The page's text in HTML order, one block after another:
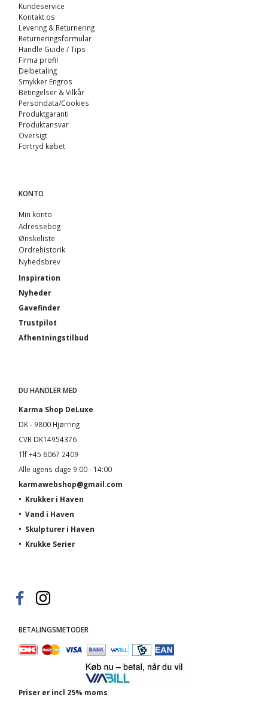
Kundeservice
Kontakt os
Levering & Returnering
Returneringsformular
Handle Guide / Tips
Firma profil
Delbetaling
Smykker Engros
Betingelser & Vilkår
Persondata/Cookies
Produktgaranti
Produktansvar
Oversigt
Fortryd købet
KONTO
Min konto
Adressebog
Ønskeliste
Ordrehistorik
Nyhedsbrev
Inspiration
Nyheder
Gavefinder
Trustpilot
Afhentningstilbud
DU HANDLER MED
Karma Shop DeLuxe
DK - 9800 Hjørring
CVR DK14954376
Tlf +45 6067 2409
Alle ugens dage 9:00 - 14:00
karmawebshop@gmail.com
• Krukker i Haven
• Vand i Haven
• Skulpturer i Haven
• Krukke Serier
BETALINGSMETODER
Priser er incl 25% moms